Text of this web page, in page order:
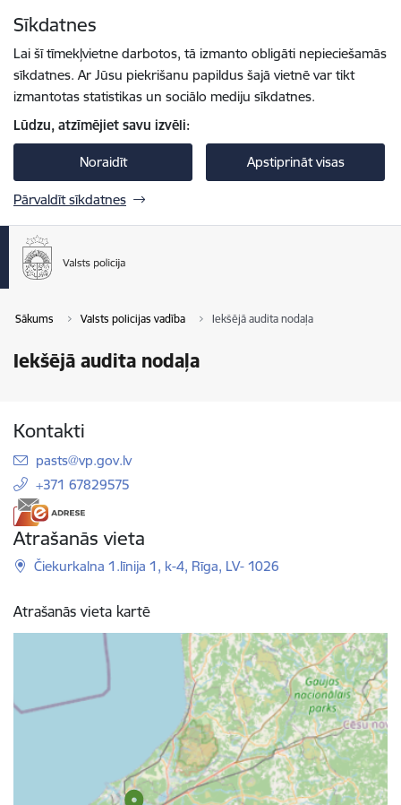
Sīkdatnes
Lai šī tīmekļvietne darbotos, tā izmanto obligāti nepieciešamās
sīkdatnes. Ar Jūsu piekrišanu papildus šajā vietnē var tikt
izmantotas statistikas un sociālo mediju sīkdatnes.
Lūdzu, atzīmējiet savu izvēli:
Noraidīt Apstiprināt visas
Pārvaldīt sīkdatnes
Sākums Valsts policijas vadība Iekšējā audita nodaļa
Iekšējā audita nodaļa
Kontakti
E-pasts:
pasts@vp.gov.lv
+371 67829575
Atrašanās vieta
Čiekurkalna 1.līnija 1, k-4, Rīga, LV- 1026
Atrašanās vieta kartē